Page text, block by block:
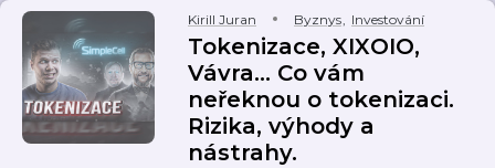
Kirill Juran Byznys, Investování
Tokenizace, XIXOIO,
Vávra... Co vám
neřeknou o tokenizaci.
Rizika, výhody a
nástrahy.